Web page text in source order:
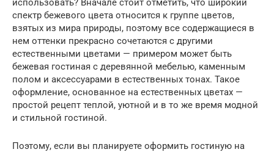
использовать? Вначале стоит отметить, что широкий
спектр бежевого цвета относится к группе цветов,
взятых из мира природы, поэтому все содержащиеся в
нем оттенки прекрасно сочетаются с другими
естественными цветами — примером может быть
бежевая гостиная с деревянной мебелью, каменным
полом и аксессуарами в естественных тонах. Такое
оформление, основанное на естественных цветах —
простой рецепт теплой, уютной и в то же время модной
и стильной гостиной.
Поэтому, если вы планируете оформить гостиную на